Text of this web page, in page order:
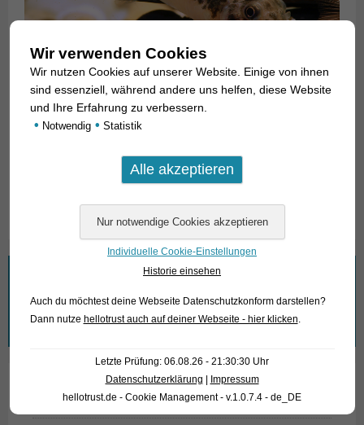
Für unsere Kunden: die Tiere haben Code 231003 auf
unserer Stockliste. Bitte beachten Sie, dass wir
ausschließlich den Großhandel beliefern.
Wonach suchen Sie?
Suchen
01. Rochen
Wir verwenden Cookies
Wir nutzen Cookies auf unserer Website. Einige von ihnen
sind essenziell, während andere uns helfen, diese Website
und Ihre Erfahrung zu verbessern.
• Notwendig • Statistik
Individuelle Cookie-Einstellungen
Historie einsehen
Auch du möchtest deine Webseite Datenschutzkonform darstellen?
Dann nutze hellotrust auch auf deiner Webseite - hier klicken
Letzte Prüfung: 06.08.26 - 21:30:30 Uhr
Datenschutzerklärung | Impressum
hellotrust.de - Cookie Management - v.1.0.7.4 - de_DE